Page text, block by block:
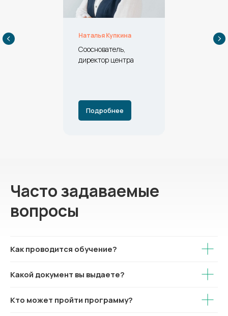
Наталья Купкина
Сооснователь,
директор центра
Подробнее
Часто задаваемые
вопросы
Как проводится обучение?
Какой документ вы выдаете?
Кто может пройти программу?